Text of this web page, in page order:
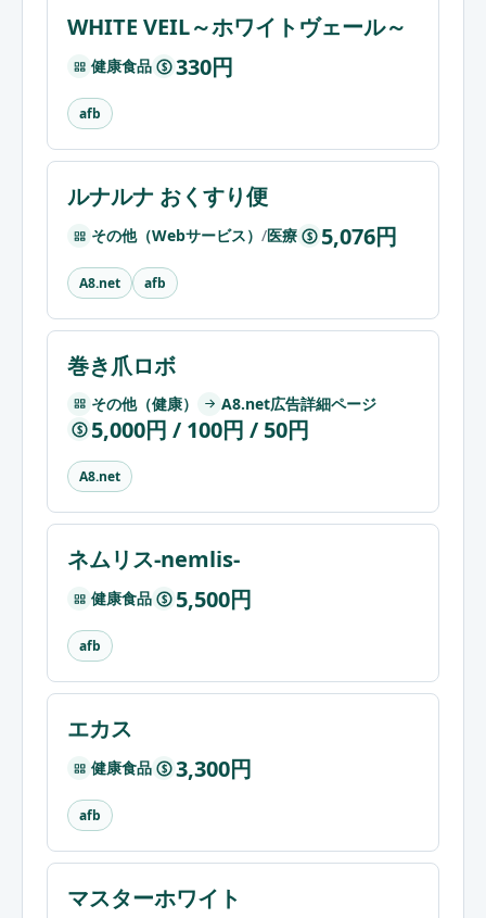
WHITE VEIL～ホワイトヴェール～
健康食品 $ 330円
afb
ルナルナ おくすり便
その他（Webサービス） /医療 $ 5,076円
A8.net afb
巻き爪ロボ
その他（健康） A8.net広告詳細ページ
$ 5,000円 / 100円 / 50円
A8.net
ネムリス-nemlis-
健康食品 $ 5,500円
afb
エカス
健康食品 $ 3,300円
afb
マスターホワイト